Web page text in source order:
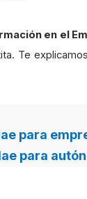
en el
Te
para
para